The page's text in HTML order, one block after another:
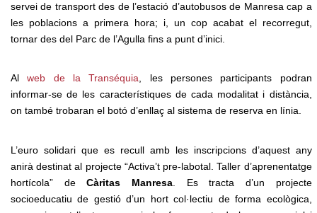
servei de transport des de l’estació d’autobusos de Manresa cap a
les poblacions a primera hora; i, un cop acabat el recorregut,
tornar des del Parc de l’Agulla fins a punt d’inici.
Alweb de la Transéquia , les persones participants podran
informar-se de les característiques de cada modalitat i distància,
on també trobaran el botó d’enllaç al sistema de reserva en línia.
L’euro solidari que es recull amb les inscripcions d’aquest any
anirà destinat al projecte “Activa’t pre-labotal. Taller d’aprenentatge
hortícola” deCàritas Manresa. Es tracta d’un projecte
socioeducatiu de gestió d’un hort col·lectiu de forma ecològica,